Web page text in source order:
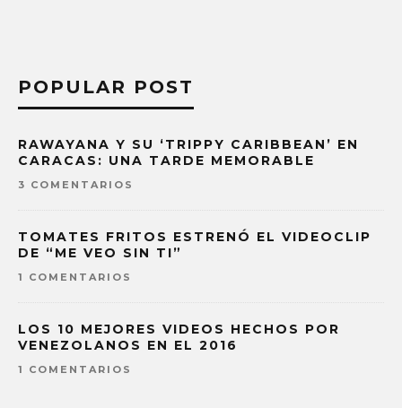
POPULAR POST
RAWAYANA Y SU ‘TRIPPY CARIBBEAN’ EN
CARACAS: UNA TARDE MEMORABLE
3 COMENTARIOS
TOMATES FRITOS ESTRENÓ EL VIDEOCLIP
DE “ME VEO SIN TI”
1 COMENTARIOS
LOS 10 MEJORES VIDEOS HECHOS POR
VENEZOLANOS EN EL 2016
1 COMENTARIOS